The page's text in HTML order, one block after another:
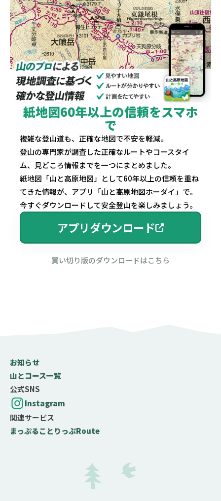
紙地図60年以上の信頼をスマホ
で
複雑な登山道も、正確な地図で不安を軽減。
登山の専門家が調査した正確なルートやコースタイ
ム、見どころ情報までを一つにまとめました。
紙地図「山と高原地図」として60年以上の信頼を重ね
てきた情報が、アプリ「山と高原地図ホーダイ」で。
今すぐダウンロードして安全登山を楽しみましょう。
アプリダウンロード
買い切り版のダウンロードはこちら
お知らせ
山とコース一覧
公式SNS
Instagram
関連サービス
まっぷることりっぷRoute